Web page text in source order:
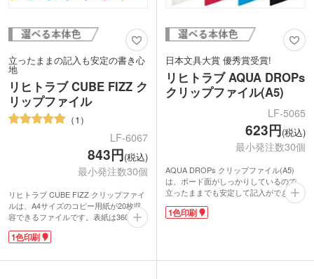
立ったままの記入も安定の書き心
地
リヒトラブ CUBE FIZZ ク
リップファイル
1
LF-6067
843円(税込)
最小発注数30個
リヒトラブ CUBE FIZZ クリップファイ
ルは、A4サイズのコピー用紙が20枚収
容できるファイルです。表紙は360°折り
返し可能。ボード面は厚みがありしっか
りとしているので立ちながらの筆記に便
ライド式クリップは力もいらず楽に開閉
1色印刷
日本文具大賞 優秀賞受賞!
リヒトラブ AQUA DROPs
クリップファイル(A5)
LF-5065
623円(税込)
最小発注数30個
AQUA DROPs クリップファイル(A5)
は、ボード面がしっかりしているので、
立ったままでも安定して記入ができるフ
ァイルです。コンパクトなA5サイズは、
メモ書きよりもたくさん書けて、小ぶり
紙押さえも開くので、用紙の抜き差しが
1色印刷